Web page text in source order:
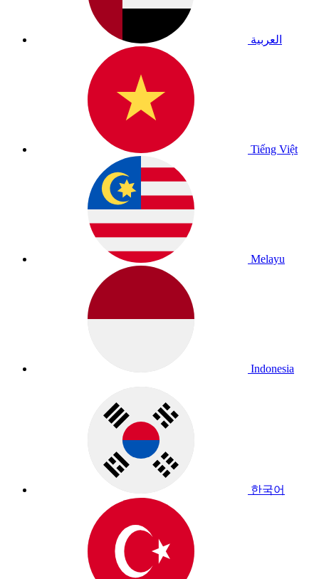
العربية
Tiếng Việt
Melayu
Indonesia
한국어